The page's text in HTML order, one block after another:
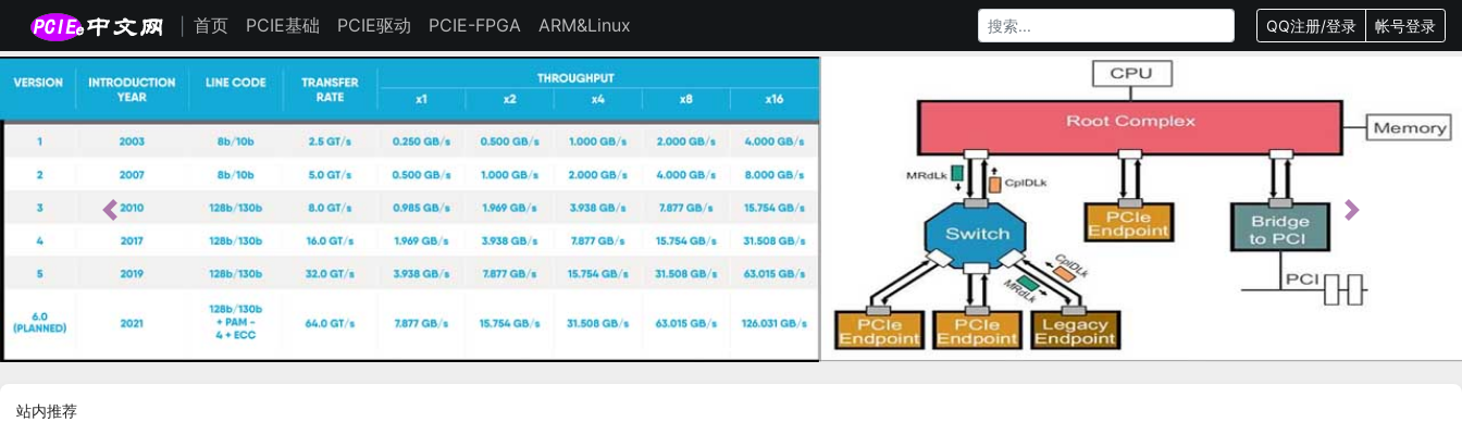
首页 PCIE基础 PCIE驱动 PCIE-FPGA ARM&Linux QQ注册/登录 帐号登录
站内推荐